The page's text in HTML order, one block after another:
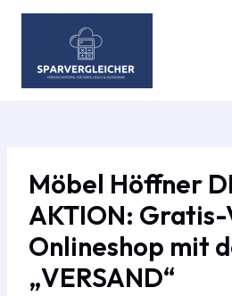
Zum
Möbel Höffner
AKTION: Gratis-
Onlineshop mit
„VERSAND“